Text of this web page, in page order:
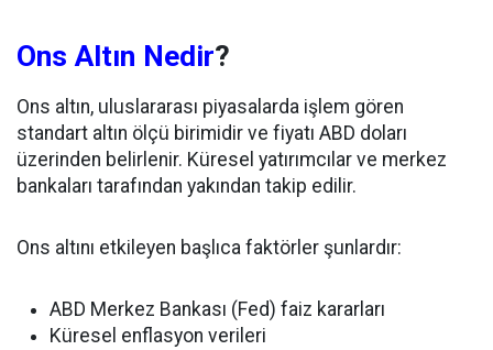
Ons Altın Nedir?
Ons altın, uluslararası piyasalarda işlem gören
standart altın ölçü birimidir ve fiyatı ABD doları
üzerinden belirlenir. Küresel yatırımcılar ve merkez
bankaları tarafından yakından takip edilir.
Ons altını etkileyen başlıca faktörler şunlardır:
ABD Merkez Bankası (Fed) faiz kararları
Küresel enflasyon verileri